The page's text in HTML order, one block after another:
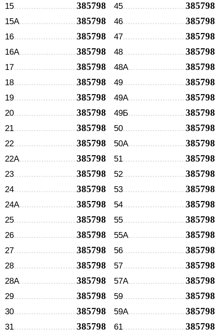
15 385798
15А 385798
16 385798
16А 385798
17 385798
18 385798
19 385798
20 385798
21 385798
22 385798
22А 385798
23 385798
24 385798
24А 385798
25 385798
26 385798
27 385798
28 385798
28А 385798
29 385798
30 385798
31 385798
45 385798
46 385798
47 385798
48 385798
48А 385798
49 385798
49А 385798
49Б 385798
50 385798
50А 385798
51 385798
52 385798
53 385798
54 385798
55 385798
55А 385798
56 385798
57 385798
57А 385798
59 385798
59А 385798
61 385798